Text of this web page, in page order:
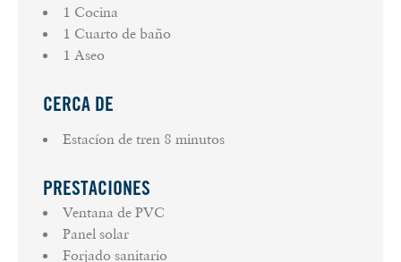
1 Cocina
1 Cuarto de baño
1 Aseo
CERCA DE
Estacíon de tren 8 minutos
PRESTACIONES
Ventana de PVC
Panel solar
Forjado sanitario